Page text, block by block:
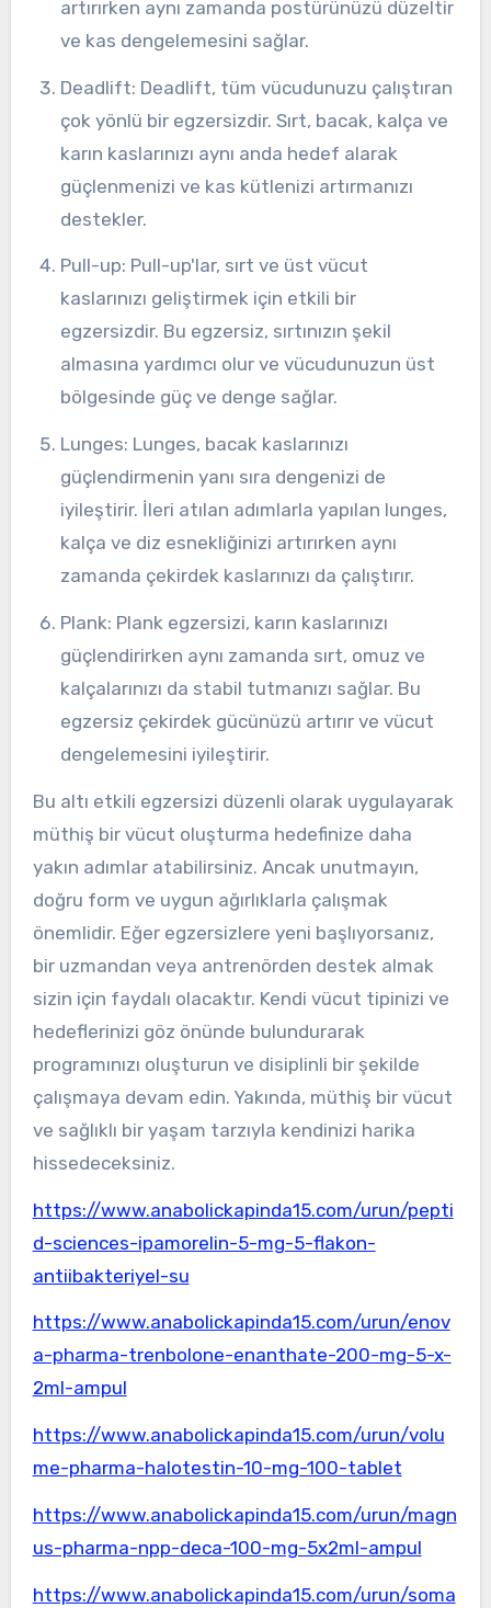
artırırken aynı zamanda postürünüzü düzeltir
ve kas dengelemesini sağlar.
Deadlift: Deadlift, tüm vücudunuzu çalıştıran
çok yönlü bir egzersizdir. Sırt, bacak, kalça ve
karın kaslarınızı aynı anda hedef alarak
güçlenmenizi ve kas kütlenizi artırmanızı
destekler.
Pull-up: Pull-up'lar, sırt ve üst vücut
kaslarınızı geliştirmek için etkili bir
egzersizdir. Bu egzersiz, sırtınızın şekil
almasına yardımcı olur ve vücudunuzun üst
bölgesinde güç ve denge sağlar.
Lunges: Lunges, bacak kaslarınızı
güçlendirmenin yanı sıra dengenizi de
iyileştirir. İleri atılan adımlarla yapılan lunges,
kalça ve diz esnekliğinizi artırırken aynı
zamanda çekirdek kaslarınızı da çalıştırır.
Plank: Plank egzersizi, karın kaslarınızı
güçlendirirken aynı zamanda sırt, omuz ve
kalçalarınızı da stabil tutmanızı sağlar. Bu
egzersiz çekirdek gücünüzü artırır ve vücut
dengelemesini iyileştirir.
Bu altı etkili egzersizi düzenli olarak uygulayarak
müthiş bir vücut oluşturma hedefinize daha
yakın adımlar atabilirsiniz. Ancak unutmayın,
doğru form ve uygun ağırlıklarla çalışmak
önemlidir. Eğer egzersizlere yeni başlıyorsanız,
bir uzmandan veya antrenörden destek almak
sizin için faydalı olacaktır. Kendi vücut tipinizi ve
hedeflerinizi göz önünde bulundurarak
programınızı oluşturun ve disiplinli bir şekilde
çalışmaya devam edin. Yakında, müthiş bir vücut
ve sağlıklı bir yaşam tarzıyla kendinizi harika
hissedeceksiniz.
https://www.anabolickapinda15.com/urun/pepti
d-sciences-ipamorelin-5-mg-5-flakon-
antiibakteriyel-su
https://www.anabolickapinda15.com/urun/enov
a-pharma-trenbolone-enanthate-200-mg-5-x-
2ml-ampul
https://www.anabolickapinda15.com/urun/volu
me-pharma-halotestin-10-mg-100-tablet
https://www.anabolickapinda15.com/urun/magn
us-pharma-npp-deca-100-mg-5x2ml-ampul
https://www.anabolickapinda15.com/urun/soma